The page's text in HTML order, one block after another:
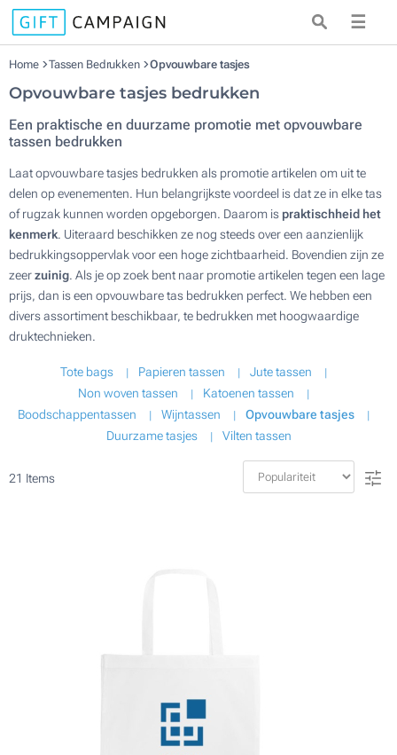
☰
Home Tassen Bedrukken Opvouwbare tasjes
Opvouwbare tasjes bedrukken
Een praktische en duurzame promotie met opvouwbare
tassen bedrukken
Laat opvouwbare tasjes bedrukken als promotie artikelen om uit te
delen op evenementen. Hun belangrijkste voordeel is dat ze in elke tas
of rugzak kunnen worden opgeborgen. Daarom is praktischheid het
kenmerk. Uiteraard beschikken ze nog steeds over een aanzienlijk
bedrukkingsoppervlak voor een hoge zichtbaarheid. Bovendien zijn ze
zeerzuinig. Als je op zoek bent naar promotie artikelen tegen een lage
prijs, dan is een opvouwbare tas bedrukken perfect. We hebben een
divers assortiment beschikbaar, te bedrukken met hoogwaardige
druktechnieken.
Tote bags Papieren tassen
Jute tassen
Non woven tassen
Katoenen tassen
Boodschappentassen
Wijntassen
Opvouwbare tasjes
Duurzame tasjes
Vilten tassen
21 Items